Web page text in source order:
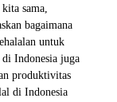
sama,
bagaimana
untuk
di Indonesia juga
produktivitas
di Indonesia